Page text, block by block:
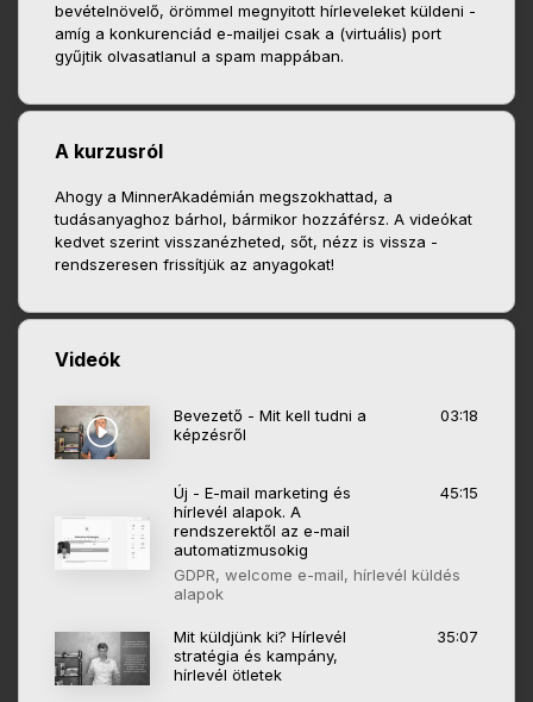
bevételnövelő, örömmel megnyitott hírleveleket küldeni -
amíg a konkurenciád e-mailjei csak a (virtuális) port
gyűjtik olvasatlanul a spam mappában.
A kurzusról
Ahogy a MinnerAkadémián megszokhattad, a
tudásanyaghoz bárhol, bármikor hozzáférsz. A videókat
kedvet szerint visszanézheted, sőt, nézz is vissza -
rendszeresen frissítjük az anyagokat!
Videók
Bevezető - Mit kell tudni a
képzésről
03:18
Új - E-mail marketing és
hírlevél alapok. A
rendszerektől az e-mail
automatizmusokig
45:15
GDPR, welcome e-mail, hírlevél küldés
alapok
Mit küldjünk ki? Hírlevél
stratégia és kampány,
hírlevél ötletek
35:07